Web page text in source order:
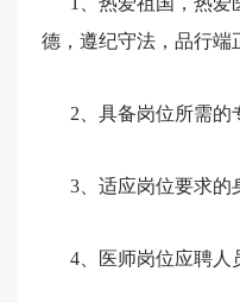
德，遵纪守法，品行端
2、具备岗位所需的
3、适应岗位要求的
4、医师岗位应聘人